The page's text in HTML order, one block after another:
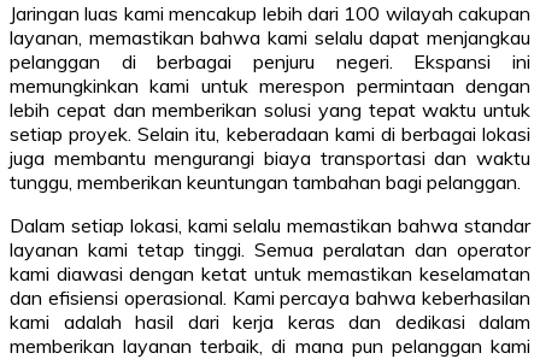
Jaringan luas kami mencakup lebih dari 100 wilayah cakupan
layanan, memastikan bahwa kami selalu dapat menjangkau
pelanggan di berbagai penjuru negeri. Ekspansi ini
memungkinkan kami untuk merespon permintaan dengan
lebih cepat dan memberikan solusi yang tepat waktu untuk
setiap proyek. Selain itu, keberadaan kami di berbagai lokasi
juga membantu mengurangi biaya transportasi dan waktu
tunggu, memberikan keuntungan tambahan bagi pelanggan.
Dalam setiap lokasi, kami selalu memastikan bahwa standar
layanan kami tetap tinggi. Semua peralatan dan operator
kami diawasi dengan ketat untuk memastikan keselamatan
dan efisiensi operasional. Kami percaya bahwa keberhasilan
kami adalah hasil dari kerja keras dan dedikasi dalam
memberikan layanan terbaik, di mana pun pelanggan kami